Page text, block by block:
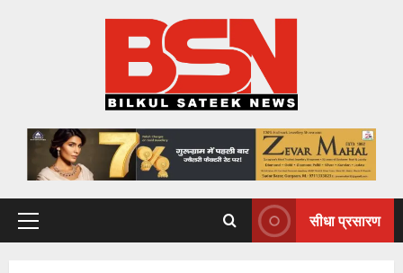
Primary
सीधा प्रसारण